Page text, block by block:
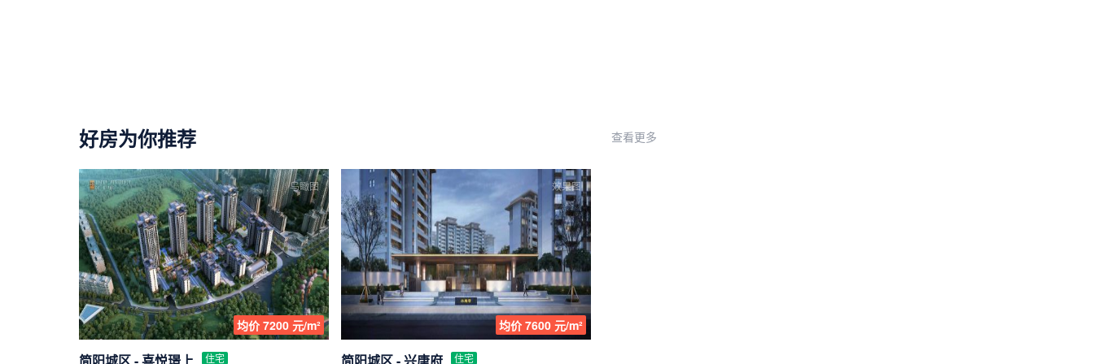
好房为你推荐 查看更多
鸟瞰图
均价 7200 元/m²
住宅
效果图
均价 7600 元/m²
住宅